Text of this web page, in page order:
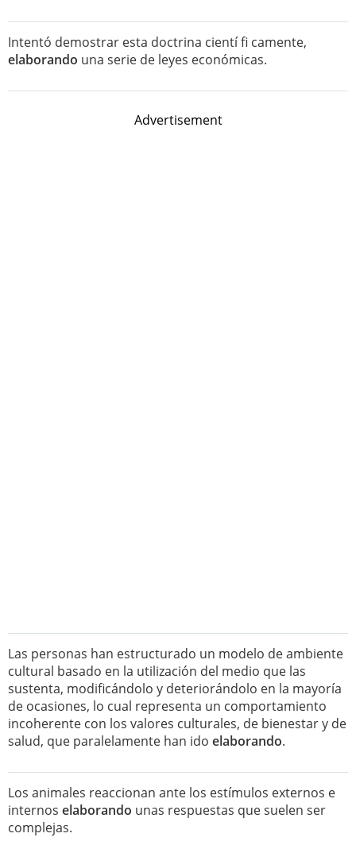
Intentó demostrar esta doctrina cientí fi camente,
elaborando una serie de leyes económicas.
Advertisement
Las personas han estructurado un modelo de ambiente
cultural basado en la utilización del medio que las
sustenta, modificándolo y deteriorándolo en la mayoría
de ocasiones, lo cual representa un comportamiento
incoherente con los valores culturales, de bienestar y de
salud, que paralelamente han ido elaborando.
Los animales reaccionan ante los estímulos externos e
internos elaborando unas respuestas que suelen ser
complejas.